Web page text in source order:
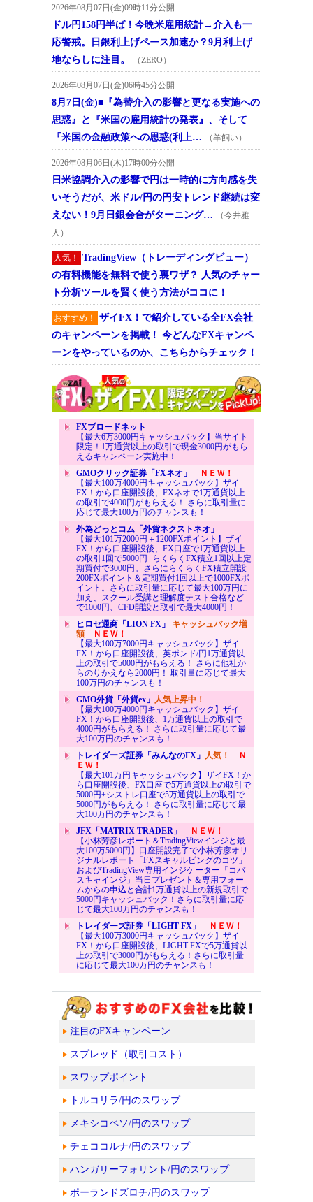
2026年08月07日(金)09時11分公開
ドル円158円半ば！今晩米雇用統計→介入も一
応警戒。日銀利上げペース加速か？9月利上げ
地ならしに注目。
（ZERO）
2026年08月07日(金)06時45分公開
8月7日(金)■『為替介入の影響と更なる実施への
思惑』と『米国の雇用統計の発表』、そして
『米国の金融政策への思惑(利上…
（羊飼い）
2026年08月06日(木)17時00分公開
日米協調介入の影響で円は一時的に方向感を失
いそうだが、米ドル/円の円安トレンド継続は変
えない！9月日銀会合がターニング…
（今井雅
人）
人気！
TradingView（トレーディングビュー）
の有料機能を無料で使う裏ワザ？ 人気のチャー
ト分析ツールを賢く使う方法がココに！
おすすめ！
ザイFX！で紹介している全FX会社
のキャンペーンを掲載！ 今どんなFXキャンペ
ーンをやっているのか、こちらからチェック！
FXブロードネット
【最大6万3000円キャッシュバック】当サイト
限定！1万通貨以上の取引で現金3000円がもら
えるキャンペーン実施中！
GMOクリック証券「FXネオ」
ＮＥＷ！
【最大100万4000円キャッシュバック】ザイ
FX！から口座開設後、FXネオで1万通貨以上
の取引で4000円がもらえる！ さらに取引量に
応じて最大100万円のチャンスも！
外為どっとコム「外貨ネクストネオ」
【最大101万2000円＋1200FXポイント】ザイ
FX！から口座開設後、FX口座で1万通貨以上
の取引1回で5000円+らくらくFX積立1回以上定
期買付で3000円。さらにらくらくFX積立開設
200FXポイント＆定期買付1回以上で1000FXポ
イント。さらに取引量に応じて最大100万円に
加え、スクール受講と理解度テスト合格など
で1000円、CFD開設と取引で最大4000円！
ヒロセ通商「LION FX」 キャッシュバック増
額ＮＥＷ！
【最大100万7000円キャッシュバック】ザイ
FX！から口座開設後、英ポンド/円1万通貨以
上の取引で5000円がもらえる！ さらに他社か
らのりかえなら2000円！ 取引量に応じて最大
100万円のチャンスも！
GMO外貨「外貨ex」 人気上昇中！
【最大100万4000円キャッシュバック】ザイ
FX！から口座開設後、1万通貨以上の取引で
4000円がもらえる！ さらに取引量に応じて最
大100万円のチャンスも！
トレイダーズ証券「みんなのFX」 人気！
Ｎ
ＥＷ！
【最大101万円キャッシュバック】ザイFX！か
ら口座開設後、FX口座で5万通貨以上の取引で
5000円+シストレ口座で5万通貨以上の取引で
5000円がもらえる！ さらに取引量に応じて最
大100万円のチャンスも！
JFX「MATRIX TRADER」
ＮＥＷ！
【小林芳彦レポート＆TradingViewインジと最
大100万5000円】口座開設完了で小林芳彦オリ
ジナルレポート「FXスキャルピングのコツ」
およびTradingView専用インジケーター「コバ
スキャインジ」当日プレゼント＆専用フォー
ムからの申込と合計1万通貨以上の新規取引で
5000円キャッシュバック！さらに取引量に応
じて最大100万円のチャンスも！
トレイダーズ証券「LIGHT FX」
ＮＥＷ！
【最大100万3000円キャッシュバック】ザイ
FX！から口座開設後、LIGHT FXで5万通貨以
上の取引で3000円がもらえる！さらに取引量
に応じて最大100万円のチャンスも！
注目のFXキャンペーン
スプレッド（取引コスト）
スワップポイント
トルコリラ/円のスワップ
メキシコペソ/円のスワップ
チェココルナ/円のスワップ
ハンガリーフォリント/円のスワップ
ポーランドズロチ/円のスワップ